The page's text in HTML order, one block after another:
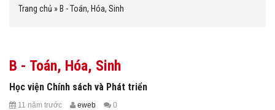
Trang chủ » B - Toán, Hóa, Sinh
B - Toán, Hóa, Sinh
Học viện Chính sách và Phát triển
11 năm trước eweb 0